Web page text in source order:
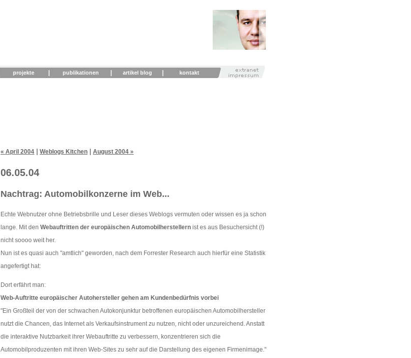
projekte publikationen artikel blog kontakt
« April 2004
Weblogs Kitchen August 2004 »
06.05.04
Nachtrag: Automobilkonzerne im Web...
Echte Webnutzer ohne Betriebsbrille und Leser dieses Weblogs vermuten oder wissen es ja schon
lange. Mit den Webauftritten der europäischen Automobilherstellern ist es aus Besuchersicht (!)
nicht soooo weit her.
Nun ist es quasi auch "amtlich" geworden, nach dem Forrester Research auch hierfür eine Statistik
angefertigt hat:
Dort erfährt man:
Web-Auftritte europäischer Autohersteller gehen am Kundenbedürfnis vorbei
"Ein Großteil der von der schwachen Autokonjunktur betroffenen europäischen Automobilhersteller
nutzt die Chancen, das Internet als Verkaufsinstrument zu nutzen, nicht oder unzureichend. Anstatt
die interaktive Nutzbarkeit ihrer Webauftritte zu verbessern, konzentrieren sich die
Automobilproduzenten mit ihren Web-Sites zu sehr auf die Darstellung des eigenen Firmenimage."